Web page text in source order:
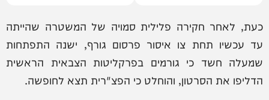
כעת, לאחר חקירה פלילית סמויה של המשטרה שהייתה
עד עכשיו תחת צו איסור פרסום גורף, ישנה התפתחות
שמעלה חשד כי גורמים בפרקליטות הצבאית הראשית
הדליפו את הסרטון, והוחלט כי הפצ"רית תצא לחופשה.